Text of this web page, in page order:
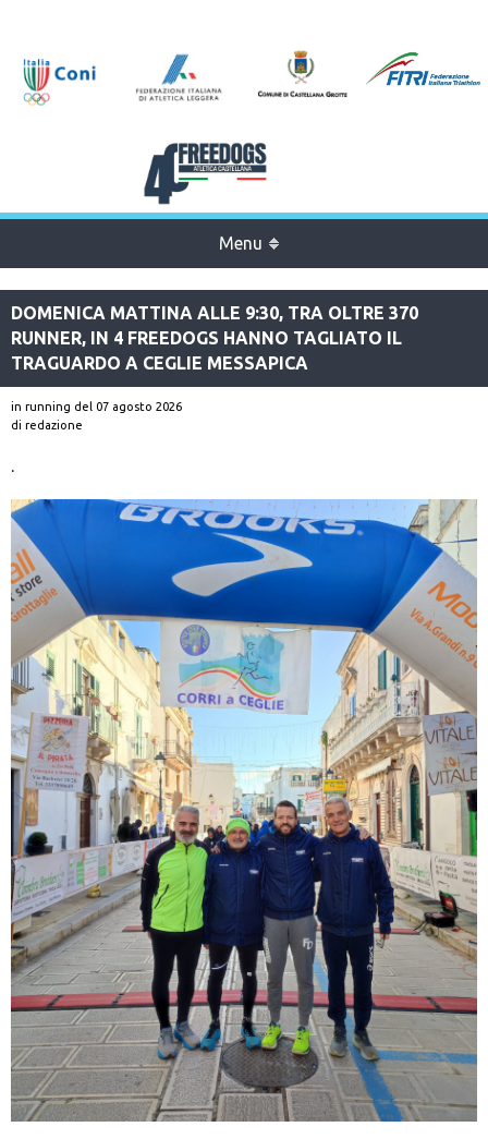
Menu
DOMENICA MATTINA ALLE 9:30, TRA OLTRE 370
RUNNER, IN 4 FREEDOGS HANNO TAGLIATO IL
TRAGUARDO A CEGLIE MESSAPICA
in running del 07 agosto 2026
di redazione
.